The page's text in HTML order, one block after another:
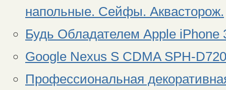
напольные. Сейфы. Аквасторож.
Будь Обладателем Apple iPhone
Google Nexus S CDMA SPH-D720
Профессиональная